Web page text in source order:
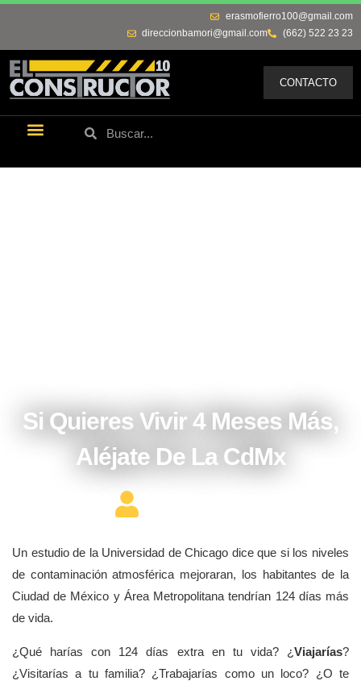
(662) 522 23 23
direccionbamori@gmail.com
erasmofierro100@gmail.com
CONTACTO
Si Quieres Vivir 4 Meses Más,
Aléjate De La CdMx
Un estudio de la Universidad de Chicago dice que si los niveles
de contaminación atmosférica mejoraran, los habitantes de la
Ciudad de México y Área Metropolitana tendrían 124 días más
de vida.
¿Qué harías con 124 días extra en tu vida? ¿Viajarías?
¿Visitarías a tu familia? ¿Trabajarías como un loco? ¿O te